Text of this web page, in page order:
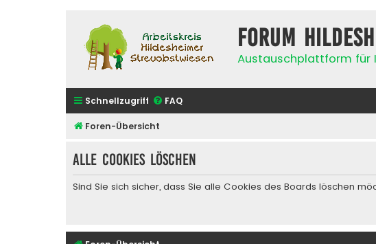
Forum
Austauschplattform für
Schnellzugriff FAQ
Foren-Übersicht
Alle Cookies löschen
Sind Sie sich sicher, dass Sie alle Cookies des Boards löschen